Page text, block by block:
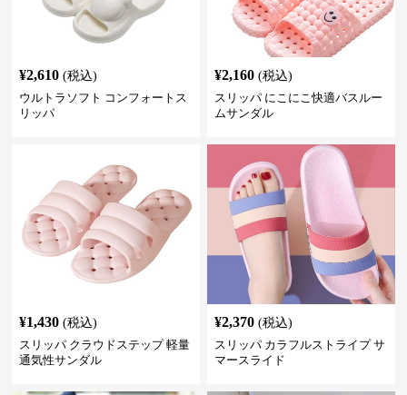
¥2,610 (税込)
ウルトラソフト コンフォートス
リッパ
¥2,160 (税込)
スリッパ にこにこ快適バスルー
ムサンダル
¥1,430 (税込)
スリッパ クラウドステップ 軽量
通気性サンダル
¥2,370 (税込)
スリッパ カラフルストライプ サ
マースライド